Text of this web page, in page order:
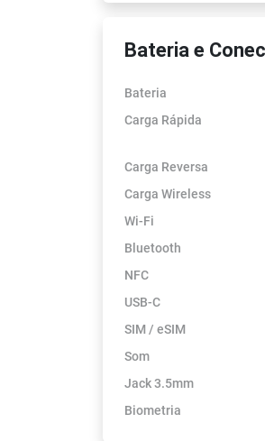
Bateria e
Bateria
Carga Rápida
Carga Reversa
Carga Wireless
Wi-Fi
Bluetooth
NFC
USB-C
SIM / eSIM
Som
Jack 3.5mm
Biometria